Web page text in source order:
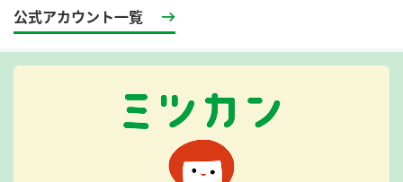
公式アカウント一覧